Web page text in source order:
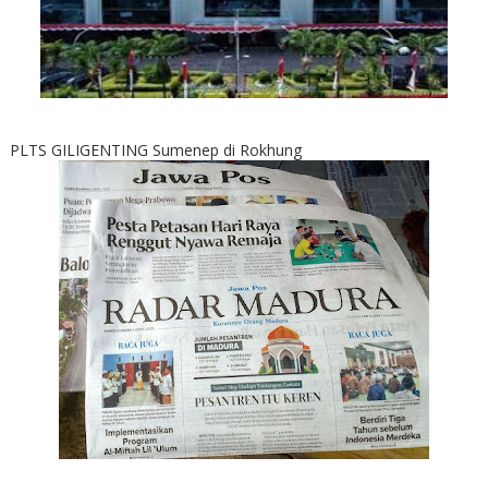
PLTS GILIGENTING Sumenep di Rokhung